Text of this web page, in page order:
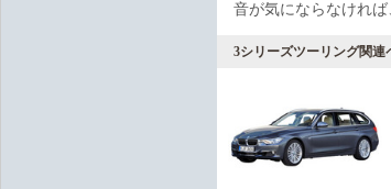
音が気にならなけれ
3シリーズツーリング関連